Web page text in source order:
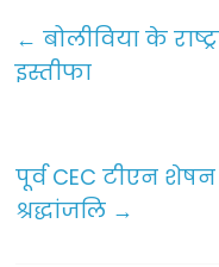
e
b
k
er l
← बोलीविया के
इस्तीफा
पूर्व CEC टीएन
श्रद्धांजलि →